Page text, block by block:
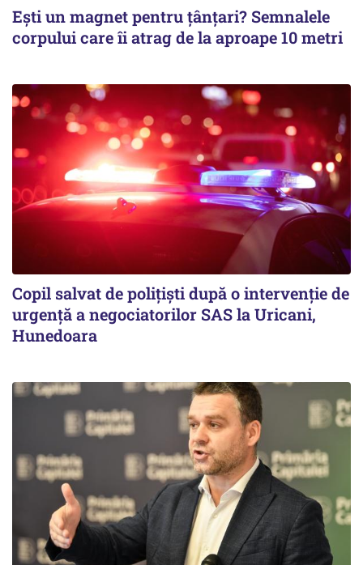
Ești un magnet pentru țânțari? Semnalele
corpului care îi atrag de la aproape 10 metri
Copil salvat de polițiști după o intervenție de
urgență a negociatorilor SAS la Uricani,
Hunedoara